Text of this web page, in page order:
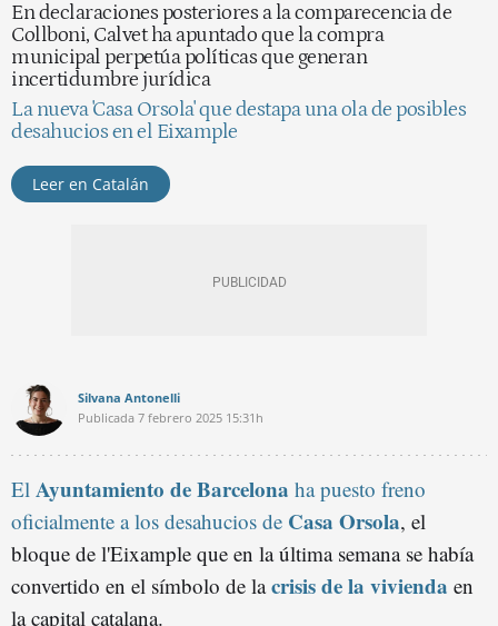
En declaraciones posteriores a la comparecencia de
Collboni, Calvet ha apuntado que la compra
municipal perpetúa políticas que generan
incertidumbre jurídica
La nueva 'Casa Orsola' que destapa una ola de posibles
desahucios en el Eixample
Leer en Catalán
Silvana Antonelli
Publicada 7 febrero 2025 15:31h
El Ayuntamiento de Barcelona ha puesto freno
oficialmente a los desahucios de Casa Orsola, el
bloque de l'Eixample que en la última semana se había
convertido en el símbolo de lacrisis de la vivienda en
la capital catalana.